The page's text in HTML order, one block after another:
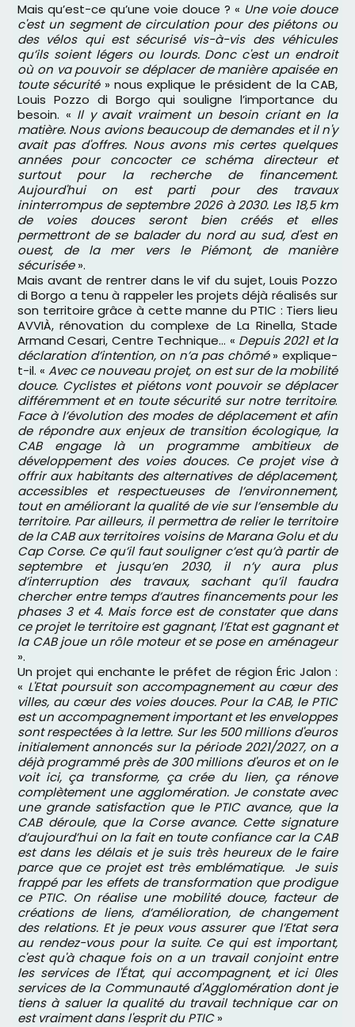
Mais qu’est-ce qu’une voie douce ? « Une voie douce
c'est un segment de circulation pour des piétons ou
des vélos qui est sécurisé vis-à-vis des véhicules
qu’ils soient légers ou lourds. Donc c'est un endroit
où on va pouvoir se déplacer de manière apaisée en
toute sécurité» nous explique le président de la CAB,
Louis Pozzo di Borgo qui souligne l’importance du
besoin. « Il y avait vraiment un besoin criant en la
matière. Nous avions beaucoup de demandes et il n'y
avait pas d'offres. Nous avons mis certes quelques
années pour concocter ce schéma directeur et
surtout pour la recherche de financement.
Aujourd'hui on est parti pour des travaux
ininterrompus de septembre 2026 à 2030. Les 18,5 km
de voies douces seront bien créés et elles
permettront de se balader du nord au sud, d'est en
ouest, de la mer vers le Piémont, de manière
sécurisée».
Mais avant de rentrer dans le vif du sujet, Louis Pozzo
di Borgo a tenu à rappeler les projets déjà réalisés sur
son territoire grâce à cette manne du PTIC : Tiers lieu
AVVIÀ, rénovation du complexe de La Rinella, Stade
Armand Cesari, Centre Technique… « Depuis 2021 et la
déclaration d’intention, on n’a pas chômé» explique-
t-il. «Avec ce nouveau projet, on est sur de la mobilité
douce. Cyclistes et piétons vont pouvoir se déplacer
différemment et en toute sécurité sur notre territoire.
Face à l’évolution des modes de déplacement et afin
de répondre aux enjeux de transition écologique, la
CAB engage là un programme ambitieux de
développement des voies douces. Ce projet vise à
offrir aux habitants des alternatives de déplacement,
accessibles et respectueuses de l’environnement,
tout en améliorant la qualité de vie sur l’ensemble du
territoire. Par ailleurs, il permettra de relier le territoire
de la CAB aux territoires voisins de Marana Golu et du
Cap Corse. Ce qu’il faut souligner c’est qu’à partir de
septembre et jusqu’en 2030, il n’y aura plus
d’interruption des travaux, sachant qu’il faudra
chercher entre temps d’autres financements pour les
phases 3 et 4. Mais force est de constater que dans
ce projet le territoire est gagnant, l’Etat est gagnant et
la CAB joue un rôle moteur et se pose en aménageur
».
Un projet qui enchante le préfet de région Éric Jalon :
« L'Etat poursuit son accompagnement au cœur des
villes, au cœur des voies douces. Pour la CAB, le PTIC
est un accompagnement important et les enveloppes
sont respectées à la lettre. Sur les 500 millions d'euros
initialement annoncés sur la période 2021/2027, on a
déjà programmé près de 300 millions d'euros et on le
voit ici, ça transforme, ça crée du lien, ça rénove
complètement une agglomération. Je constate avec
une grande satisfaction que le PTIC avance, que la
CAB déroule, que la Corse avance. Cette signature
d’aujourd’hui on la fait en toute confiance car la CAB
est dans les délais et je suis très heureux de le faire
parce que ce projet est très emblématique.
Je suis
frappé par les effets de transformation que prodigue
ce PTIC. On réalise une mobilité douce, facteur de
créations de liens, d’amélioration, de changement
des relations. Et je peux vous assurer que l’Etat sera
au rendez-vous pour la suite. Ce qui est important,
c'est qu'à chaque fois on a un travail conjoint entre
les services de l'État, qui accompagnent, et ici 0les
services de la Communauté d'Agglomération dont je
tiens à saluer la qualité du travail technique car on
est vraiment dans l'esprit du PTIC»